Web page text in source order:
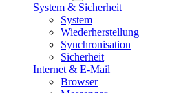
System & Sicherheit
System
Wiederherstellung
Synchronisation
Sicherheit
Internet & E-Mail
Browser